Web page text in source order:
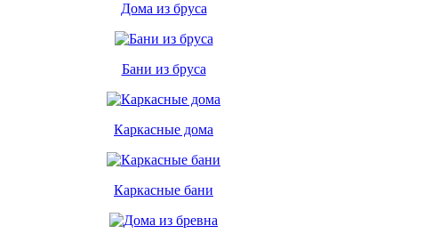
Дома из бруса
Бани из бруса
Каркасные дома
Каркасные бани